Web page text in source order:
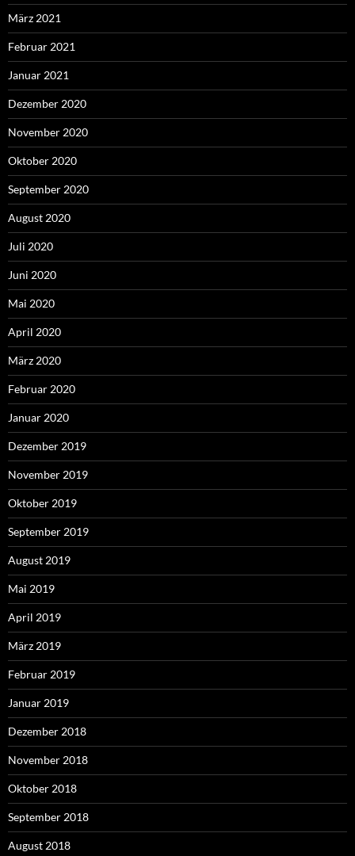
März 2021
Februar 2021
Januar 2021
Dezember 2020
November 2020
Oktober 2020
September 2020
August 2020
Juli 2020
Juni 2020
Mai 2020
April 2020
März 2020
Februar 2020
Januar 2020
Dezember 2019
November 2019
Oktober 2019
September 2019
August 2019
Mai 2019
April 2019
März 2019
Februar 2019
Januar 2019
Dezember 2018
November 2018
Oktober 2018
September 2018
August 2018